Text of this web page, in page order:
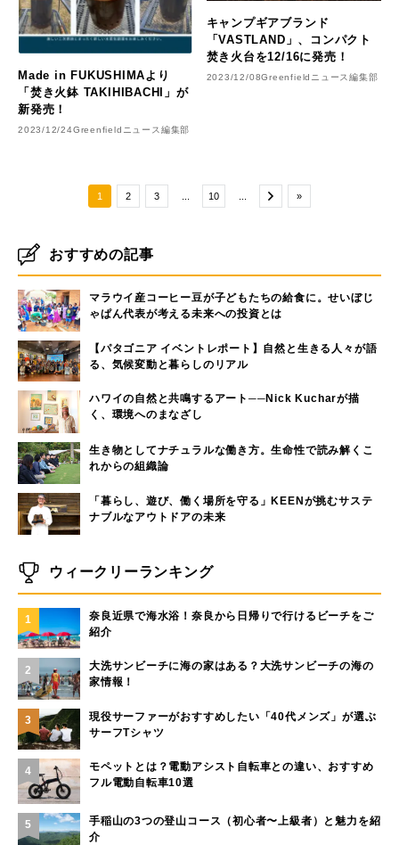
Made in FUKUSHIMAより
「焚き火鉢 TAKIHIBACHI」が
新発売！
2023/12/24Greenfieldニュース編集部
キャンプギアブランド
「VASTLAND」、コンパクト
焚き火台を12/16に発売！
2023/12/08Greenfieldニュース編集部
1 2 3 10 »
おすすめの記事
マラウイ産コーヒー豆が子どもたちの給食に。せいぼじ
ゃぱん代表が考える未来への投資とは
【パタゴニア イベントレポート】自然と生きる人々が語
る、気候変動と暮らしのリアル
ハワイの自然と共鳴するアート──Nick Kucharが描
く、環境へのまなざし
生き物としてナチュラルな働き方。生命性で読み解くこ
れからの組織論
「暮らし、遊び、働く場所を守る」KEENが挑むサステ
ナブルなアウトドアの未来
ウィークリーランキング
1
奈良近県で海水浴！奈良から日帰りで行けるビーチをご
紹介
2
大洗サンビーチに海の家はある？大洗サンビーチの海の
家情報！
3
現役サーファーがおすすめしたい「40代メンズ」が選ぶ
サーフTシャツ
4
モペットとは？電動アシスト自転車との違い、おすすめ
フル電動自転車10選
5
手稲山の3つの登山コース（初心者〜上級者）と魅力を紹
介